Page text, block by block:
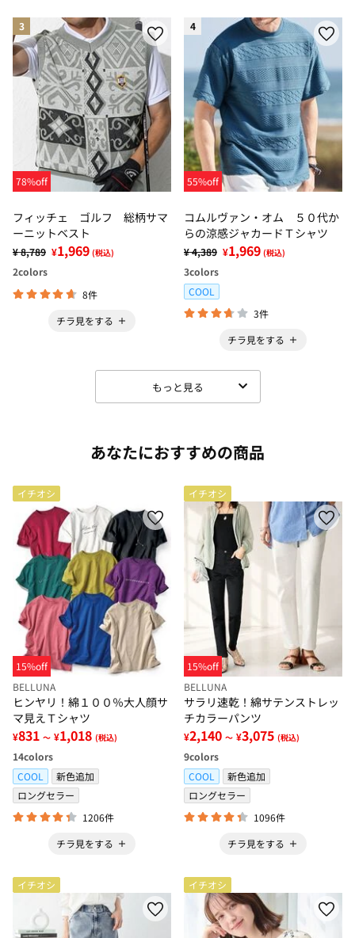
3
78%off
フィッチェ ゴルフ 総柄サマ
ーニットベスト
¥ 8,789 ¥1,969 (税込)
2colors
8件
チラ見をする
4
55%off
コムルヴァン・オム ５０代か
らの涼感ジャカードＴシャツ
¥ 4,389 ¥1,969 (税込)
3colors
COOL
3件
チラ見をする
もっと見る
あなたにおすすめの商品
イチオシ
15%off
BELLUNA
ヒンヤリ！綿１００％大人顔サ
マ見えＴシャツ
¥831 ～ ¥1,018 (税込)
14colors
COOL
新色追加
ロングセラー
1206件
チラ見をする
イチオシ
15%off
BELLUNA
サラリ速乾！綿サテンストレッ
チカラーパンツ
¥2,140 ～ ¥3,075 (税込)
9colors
COOL
新色追加
ロングセラー
1096件
チラ見をする
イチオシ イチオシ